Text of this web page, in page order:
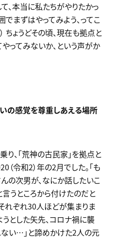
、本当に私たちがやりたかっ
まずはやってみよう、ってこ
ちょうどその頃、現在も拠点と
ってみないか、という声がか
の感覚を尊重しあえる場所
、「荒神の古民家」を拠点と
令和2）年の2月でした。「も
の次男が、なにか話したいこ
うところから付けたのだと
れぞれ30人ほどが集まりま
うとした矢先、コロナ禍に襲
ない…」と諦めかけた2人の元